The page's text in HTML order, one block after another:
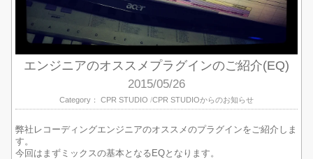
エンジニアのオススメプラグインのご紹介(EQ)
2015/05/26
Category： CPR STUDIO CPR STUDIOからのお知らせ
弊社レコーディングエンジニアのオススメのプラグインをご紹介しま
す。
今回はまずミックスの基本となるEQとなります。